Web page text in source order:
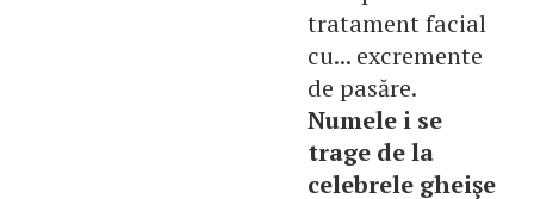
tratament facial
cu... excremente
de pasăre.
Numele i se
trage de la
celebrele gheişe